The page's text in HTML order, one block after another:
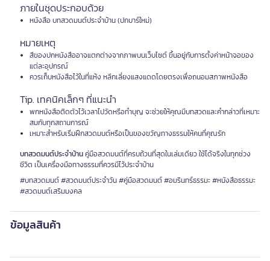
ภายในชุดประกอบด้วย
หนังสือ บทสวดมนต์ประจำบ้าน (ปกบาร์ใหม่)
หมายเหตุ
สีของปกหนังสืออาจแตกต่างจากภาพบนเว็บไซต์ ขึ้นอยู่กับการตั้งค่าหน้าจอของ
แต่ละอุปกรณ์
ควรเก็บหนังสือไว้ในที่แห้ง หลีกเลี่ยงแสงแดดโดยตรงเพื่อถนอมสภาพหนังสือ
Tip. เทคนิคเล็กๆ ที่แนะนำ
พกหนังสือติดตัวไว้เวลาไปวัดหรือทำบุญ จะช่วยให้คุณมีบทสวดและคำกล่าวที่เหมาะ
สมกับทุกสถานการณ์
เหมาะสำหรับเริ่มฝึกสวดมนต์หรือเป็นของขวัญทางธรรมให้คนที่คุณรัก
บทสวดมนต์ประจำบ้านคู่มือสวดมนต์ที่ครบถ้วนที่สุดในเล่มเดียว ใช้ได้จริงในทุกช่วง
ชีวิต เป็นเครื่องมือทางธรรมที่ควรมีไว้ประจำบ้าน
#บทสวดมนต์ #สวดมนต์ประจำวัน #คู่มือสวดมนต์ #อมรินทร์ธรรมะ #หนังสือธรรมะ
#สวดมนต์เสริมมงคล
ข้อมูลสินค้า